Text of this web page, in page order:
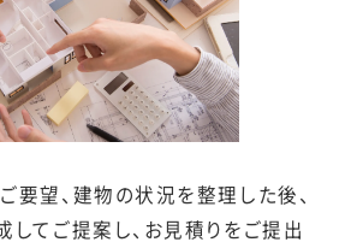
要望、建物の状況を整理した後、
してご提案し、お見積りをご提出